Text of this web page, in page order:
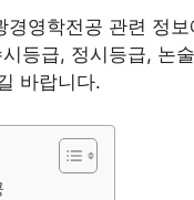
영학전공 관련 정
등급, 정시등급, 논
바랍니다.